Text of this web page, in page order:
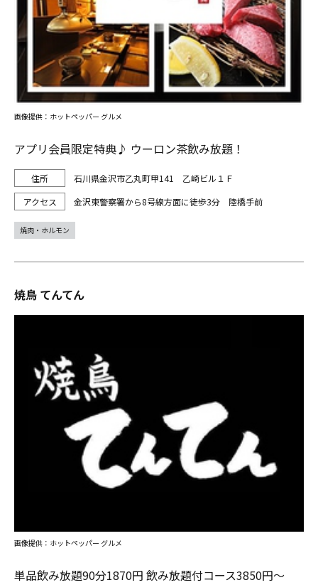
アプリ会員限定特典♪ ウーロン茶飲み放題！
石川県金沢市乙丸町甲141 乙崎ビル１Ｆ
金沢東警察署から8号線方面に徒歩3分 陸橋手前
画像提供：ホットペッパー グルメ
焼肉・ホルモン
焼鳥 てんてん
単品飲み放題90分1870円 飲み放題付コース3850円～
画像提供：ホットペッパー グルメ